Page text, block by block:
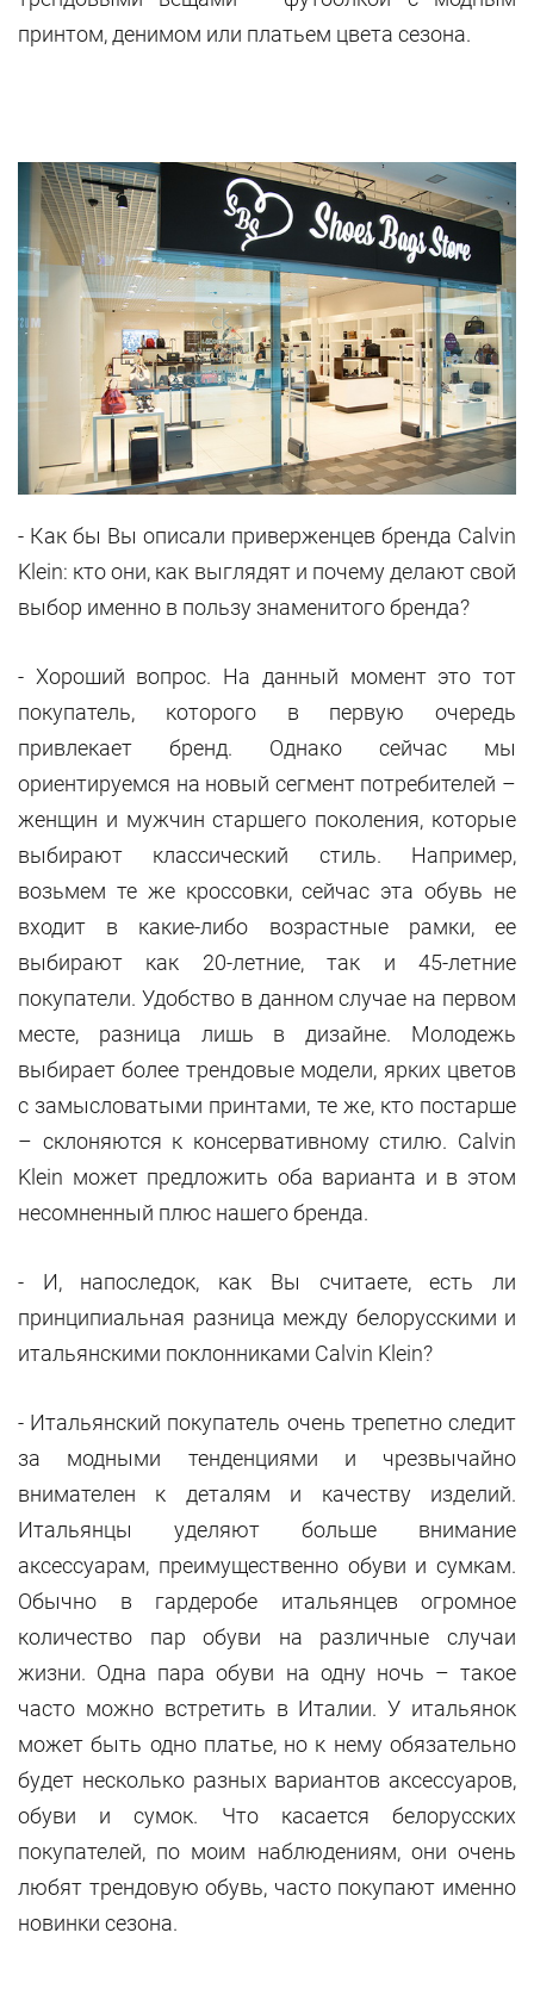
принтом, денимом или платьем цвета сезона.
- Как бы Вы описали приверженцев бренда Calvin
Klein: кто они, как выглядят и почему делают свой
выбор именно в пользу знаменитого бренда?
- Хороший вопрос. На данный момент это тот
покупатель, которого в первую очередь
привлекает бренд. Однако сейчас мы
ориентируемся на новый сегмент потребителей –
женщин и мужчин старшего поколения, которые
выбирают классический стиль. Например,
возьмем те же кроссовки, сейчас эта обувь не
входит в какие-либо возрастные рамки, ее
выбирают как 20-летние, так и 45-летние
покупатели. Удобство в данном случае на первом
месте, разница лишь в дизайне. Молодежь
выбирает более трендовые модели, ярких цветов
с замысловатыми принтами, те же, кто постарше
– склоняются к консервативному стилю. Calvin
Klein может предложить оба варианта и в этом
несомненный плюс нашего бренда.
- И, напоследок, как Вы считаете, есть ли
принципиальная разница между белорусскими и
итальянскими поклонниками Calvin Klein?
- Итальянский покупатель очень трепетно следит
за модными тенденциями и чрезвычайно
внимателен к деталям и качеству изделий.
Итальянцы уделяют больше внимание
аксессуарам, преимущественно обуви и сумкам.
Обычно в гардеробе итальянцев огромное
количество пар обуви на различные случаи
жизни. Одна пара обуви на одну ночь – такое
часто можно встретить в Италии. У итальянок
может быть одно платье, но к нему обязательно
будет несколько разных вариантов аксессуаров,
обуви и сумок. Что касается белорусских
покупателей, по моим наблюдениям, они очень
любят трендовую обувь, часто покупают именно
новинки сезона.